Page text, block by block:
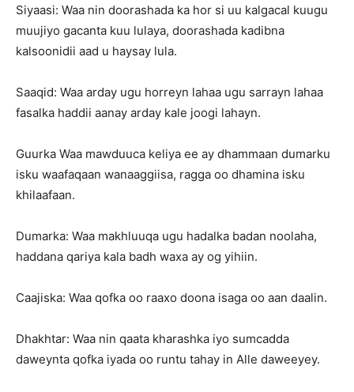
Siyaasi: Waa nin doorashada ka hor si uu kalgacal kuugu
muujiyo gacanta kuu lulaya, doorashada kadibna
kalsoonidii aad u haysay lula.
Saaqid: Waa arday ugu horreyn lahaa ugu sarrayn lahaa
fasalka haddii aanay arday kale joogi lahayn.
Guurka Waa mawduuca keliya ee ay dhammaan dumarku
isku waafaqaan wanaaggiisa, ragga oo dhamina isku
khilaafaan.
Dumarka: Waa makhluuqa ugu hadalka badan noolaha,
haddana qariya kala badh waxa ay og yihiin.
Caajiska: Waa qofka oo raaxo doona isaga oo aan daalin.
Dhakhtar: Waa nin qaata kharashka iyo sumcadda
daweynta qofka iyada oo runtu tahay in Alle daweeyey.